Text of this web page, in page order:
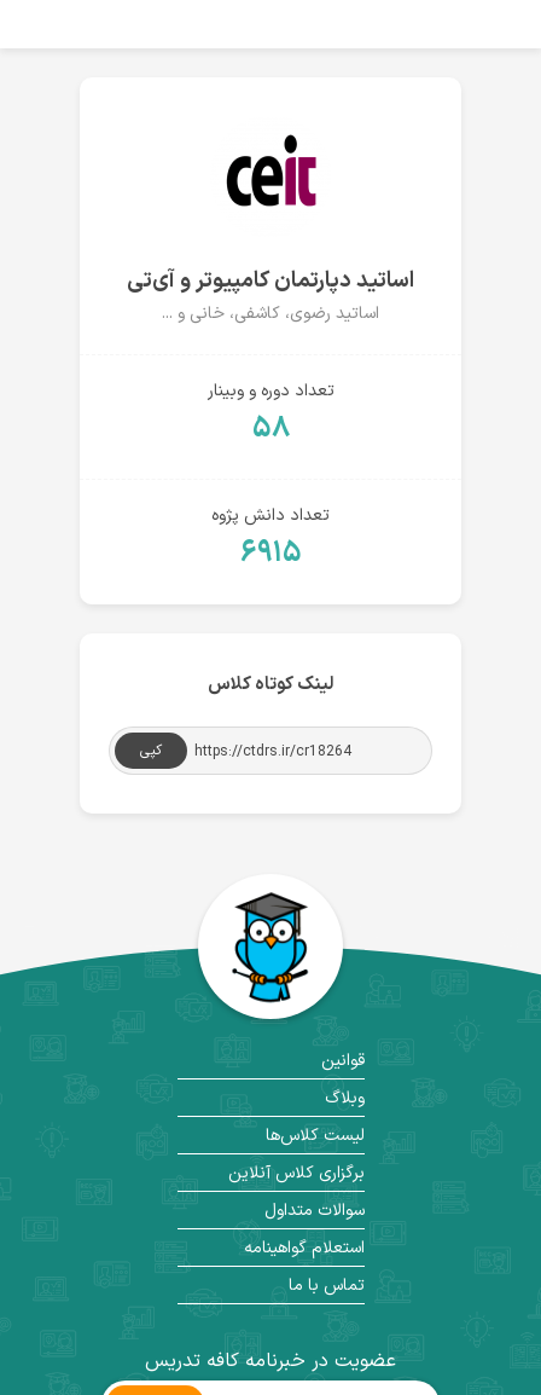
اساتید دپارتمان کامپیوتر و آی‌تی
اساتید رضوی، کاشفی، خانی و ...
تعداد دوره و وبینار
۵۸
تعداد دانش پژوه
۶۹۱۵
لینک کوتاه کلاس
کپی
عضویت در خبرنامه کافه تدریس
قوانین
وبلاگ
لیست کلاس‌ها
برگزاری کلاس آنلاین
سوالات متداول
استعلام گواهینامه
تماس با ما